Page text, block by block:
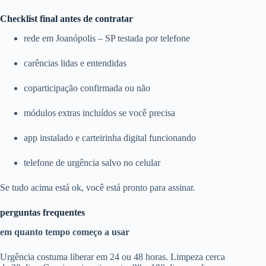
Checklist final antes de contratar
rede em Joanópolis – SP testada por telefone
carências lidas e entendidas
coparticipação confirmada ou não
módulos extras incluídos se você precisa
app instalado e carteirinha digital funcionando
telefone de urgência salvo no celular
Se tudo acima está ok, você está pronto para assinar.
perguntas frequentes
em quanto tempo começo a usar
Urgência costuma liberar em 24 ou 48 horas. Limpeza cerca